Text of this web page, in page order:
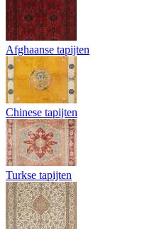
Afghaanse tapijten
Chinese tapijten
Turkse tapijten